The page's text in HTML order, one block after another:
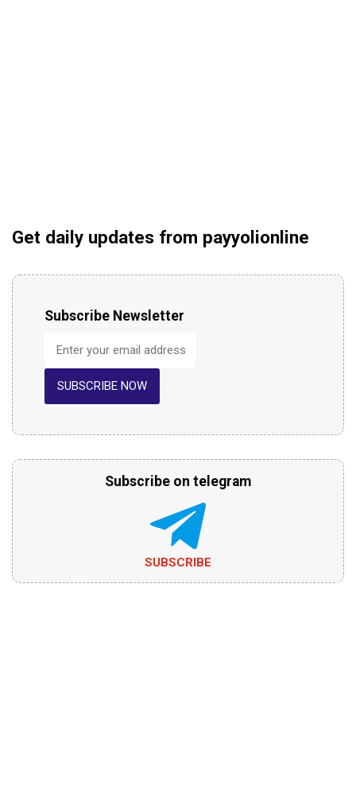
Get daily updates from payyolionline
Subscribe Newsletter
SUBSCRIBE NOW
Subscribe on telegram
SUBSCRIBE